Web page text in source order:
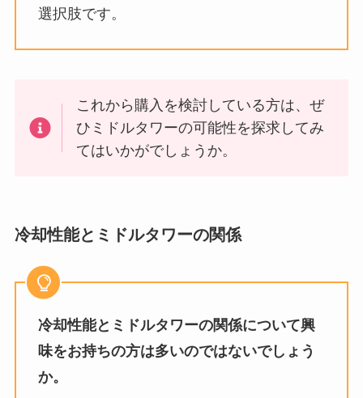
選択肢です。
これから購入を検討している方は、ぜ
ひミドルタワーの可能性を探求してみ
てはいかがでしょうか。
冷却性能とミドルタワーの関係
冷却性能とミドルタワーの関係について興
味をお持ちの方は多いのではないでしょう
か。